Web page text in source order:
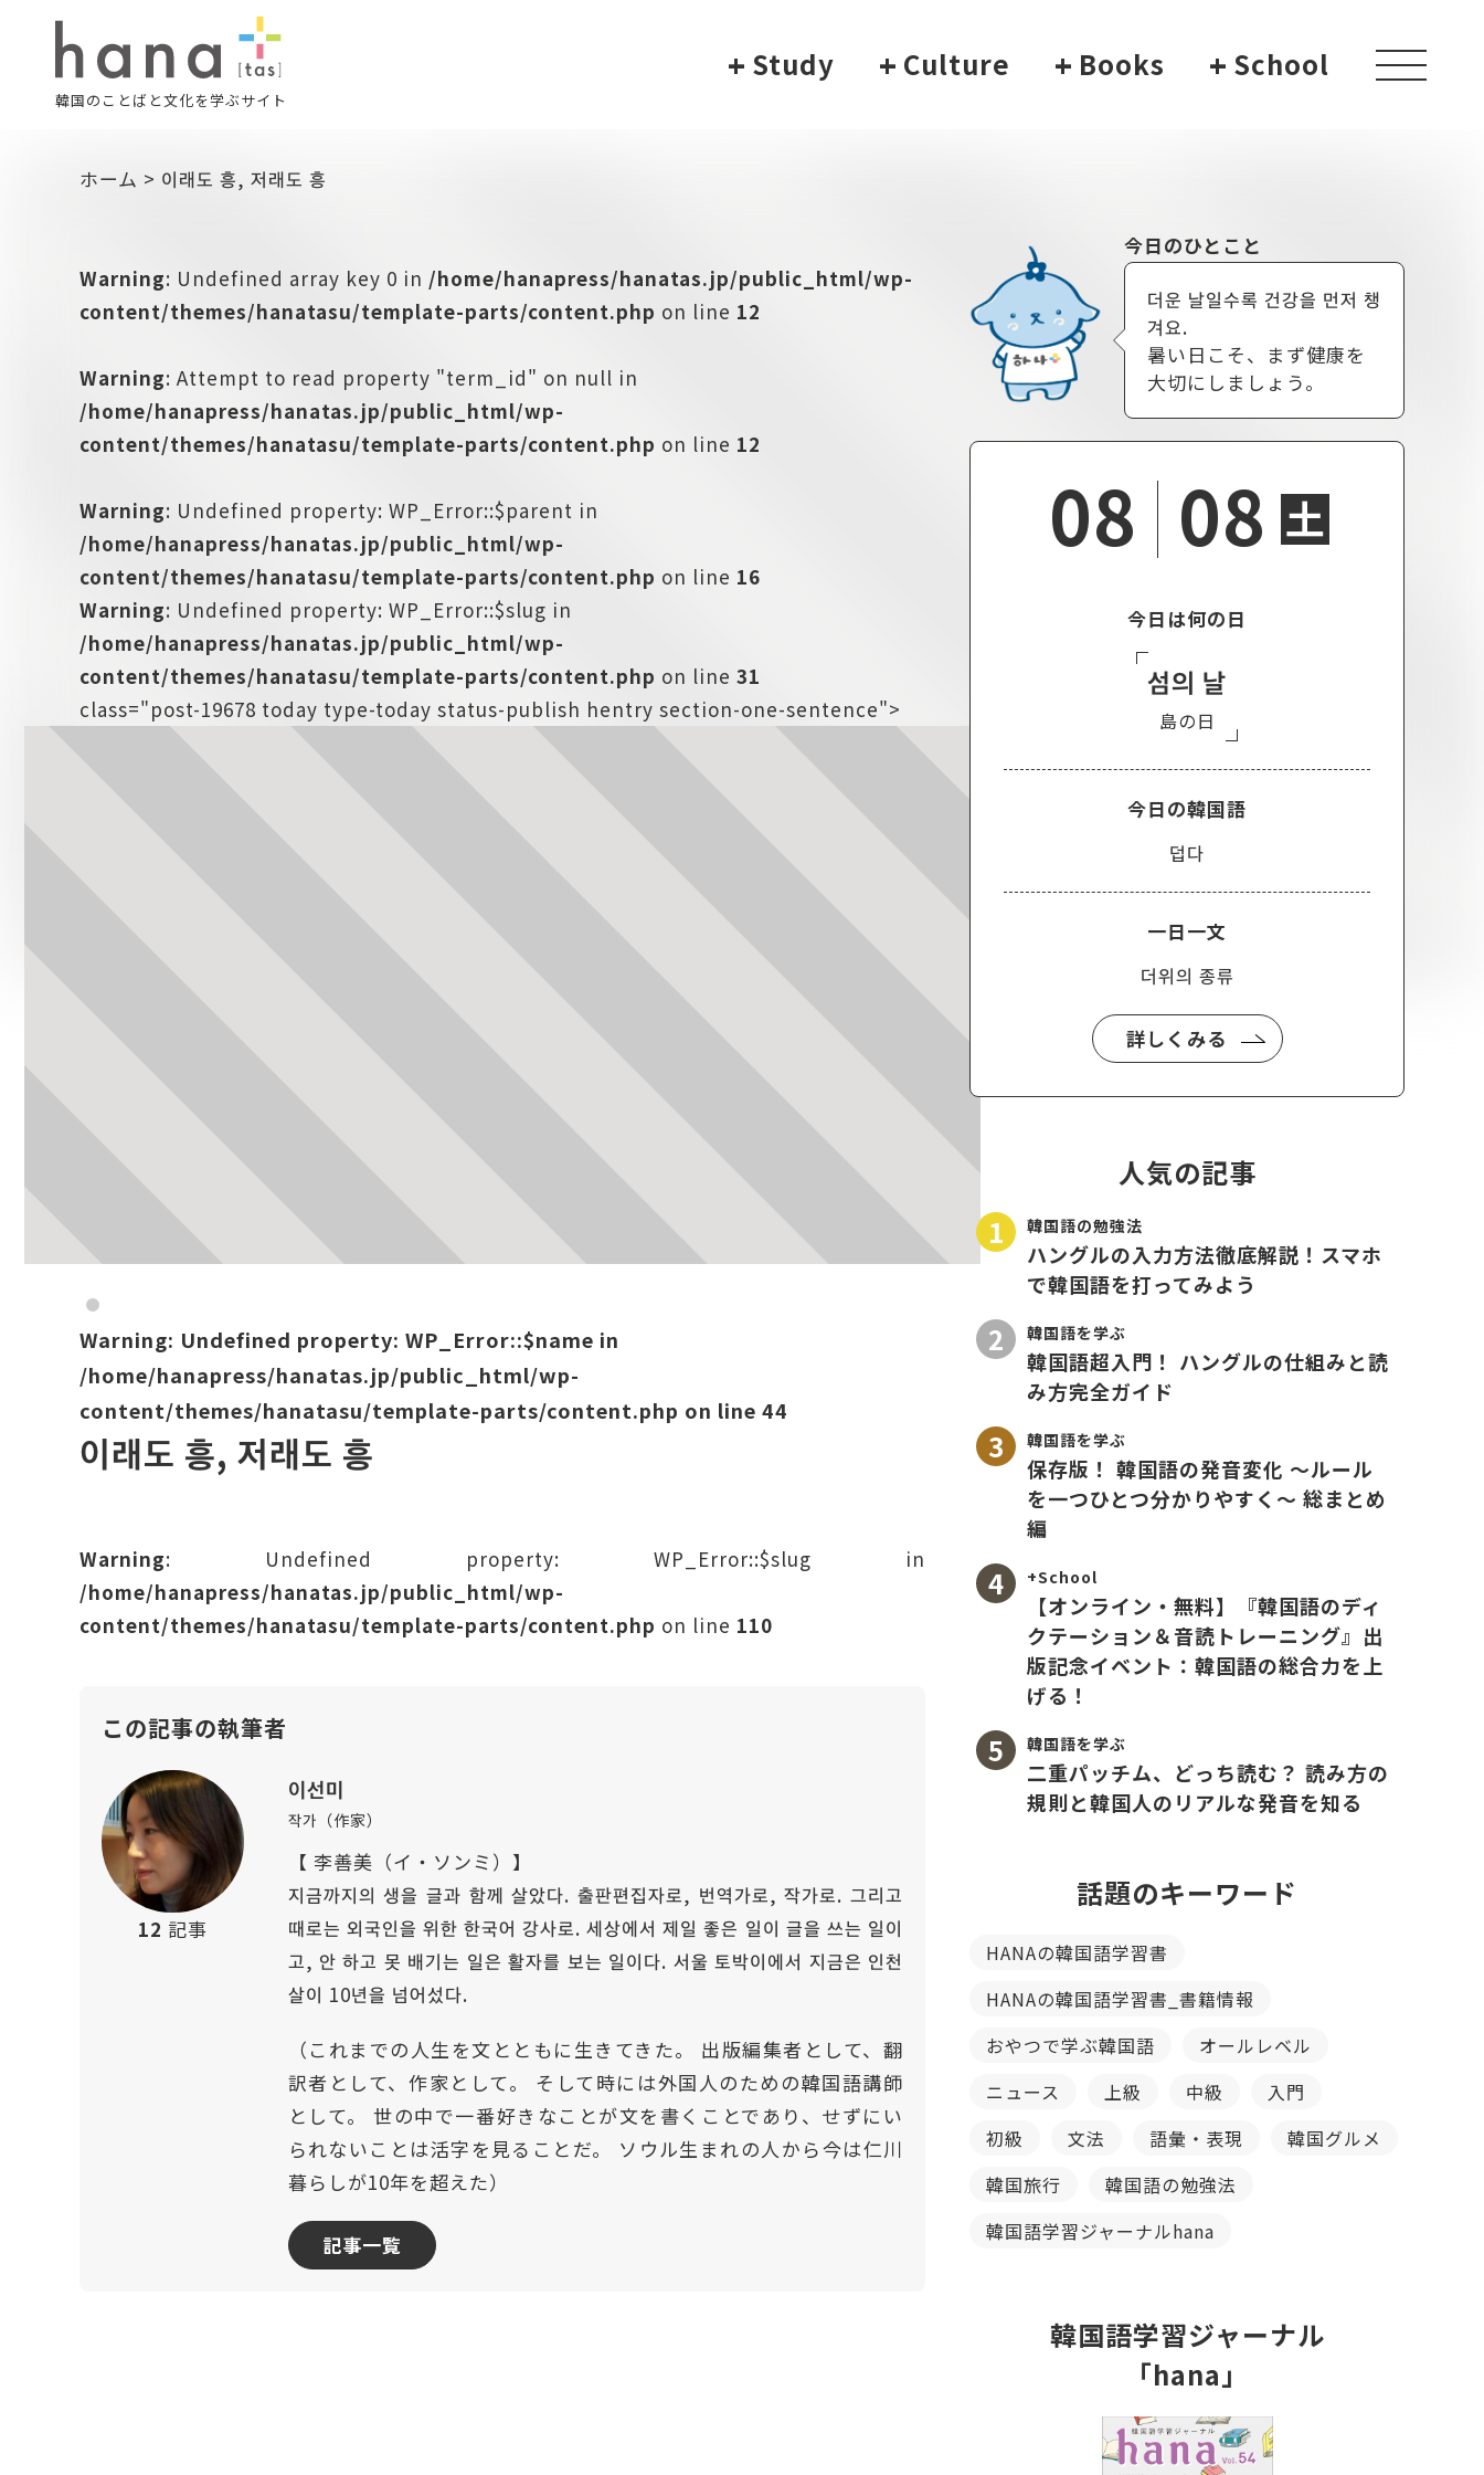
韓国のことばと文化を学ぶサイト
+ Study + Culture + Books + School
toggle
ホーム > 이래도 흥, 저래도 흥
Warning: Undefined array key 0 in /home/hanapress/hanatas.jp/public_html/wp-
content/themes/hanatasu/template-parts/content.php on line 12
Warning: Attempt to read property "term_id" on null in
/home/hanapress/hanatas.jp/public_html/wp-
content/themes/hanatasu/template-parts/content.php on line 12
Warning: Undefined property: WP_Error::$parent in
/home/hanapress/hanatas.jp/public_html/wp-
content/themes/hanatasu/template-parts/content.php on line 16
Warning: Undefined property: WP_Error::$slug in
/home/hanapress/hanatas.jp/public_html/wp-
content/themes/hanatasu/template-parts/content.php on line 31
class="post-19678 today type-today status-publish hentry section-one-sentence">
Warning: Undefined property: WP_Error::$name in
/home/hanapress/hanatas.jp/public_html/wp-
content/themes/hanatasu/template-parts/content.php on line 44
이래도 흥, 저래도 흥
Warning: Undefined property: WP_Error::$slug in
/home/hanapress/hanatas.jp/public_html/wp-
content/themes/hanatasu/template-parts/content.php on line 110
この記事の執筆者
12 記事
이선미
작가（作家）
【 李善美（イ・ソンミ）】
지금까지의 생을 글과 함께 살았다. 출판편집자로, 번역가로, 작가로. 그리고
때로는 외국인을 위한 한국어 강사로. 세상에서 제일 좋은 일이 글을 쓰는 일이
고, 안 하고 못 배기는 일은 활자를 보는 일이다. 서울 토박이에서 지금은 인천
살이 10년을 넘어섰다.
（これまでの人生を文とともに生きてきた。 出版編集者として、翻
訳者として、作家として。 そして時には外国人のための韓国語講師
として。 世の中で一番好きなことが文を書くことであり、せずにい
られないことは活字を見ることだ。 ソウル生まれの人から今は仁川
暮らしが10年を超えた）
記事一覧
今日のひとこと
더운 날일수록 건강을 먼저 챙
겨요.
暑い日こそ、まず健康を
大切にしましょう。
08 08 土
今日は何の日
섬의 날
島の日
今日の韓国語
덥다
一日一文
더위의 종류
詳しくみる
人気の記事
韓国語の勉強法
ハングルの入力方法徹底解説！スマホ
で韓国語を打ってみよう
韓国語を学ぶ
韓国語超入門！ ハングルの仕組みと読
み方完全ガイド
韓国語を学ぶ
保存版！ 韓国語の発音変化 〜ルール
を一つひとつ分かりやすく〜 総まとめ
編
+School
【オンライン・無料】『韓国語のディ
クテーション＆音読トレーニング』出
版記念イベント：韓国語の総合力を上
げる！
韓国語を学ぶ
二重パッチム、どっち読む？ 読み方の
規則と韓国人のリアルな発音を知る
話題のキーワード
HANAの韓国語学習書
HANAの韓国語学習書_書籍情報
おやつで学ぶ韓国語
オールレベル
ニュース
上級 中級
入門
初級
文法 語彙・表現
韓国グルメ
韓国旅行
韓国語の勉強法
韓国語学習ジャーナルhana
韓国語学習ジャーナル
「hana」